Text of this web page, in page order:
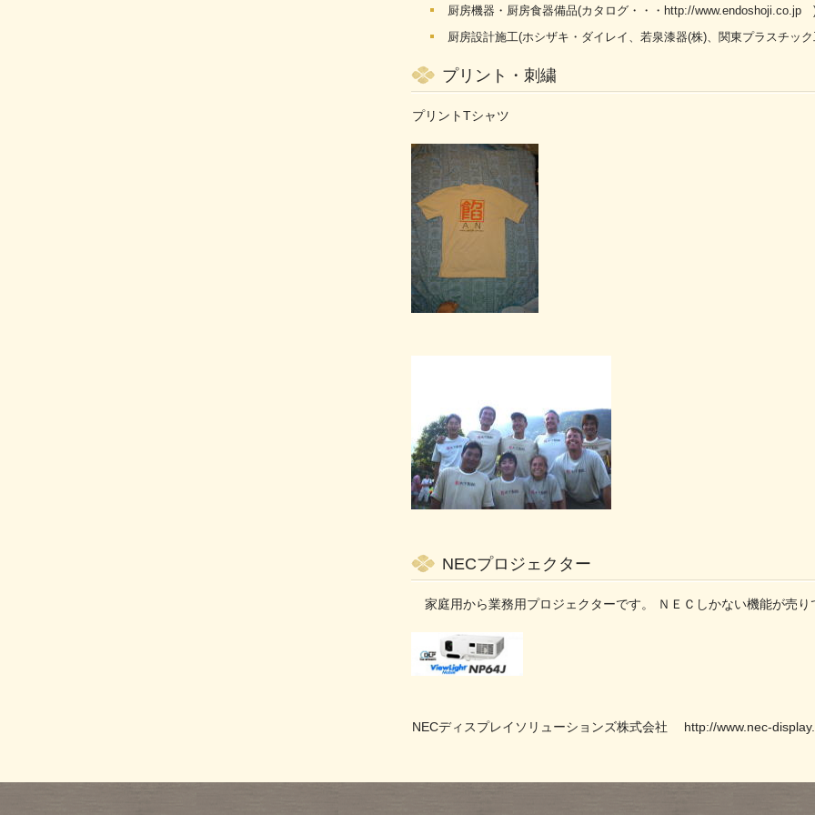
厨房機器・厨房食器備品(カタログ・・・ http://www.endoshoji.co.jp
厨房設計施工(ホシザキ・ダイレイ、若泉漆器(株)、関東プラスチッ
プリント・刺繍
プリントTシャツ
NECプロジェクター
家庭用から業務用プロジェクターです。 ＮＥＣしかない機能が売り
NECディスプレイソリューションズ株式会社 http://www.nec-